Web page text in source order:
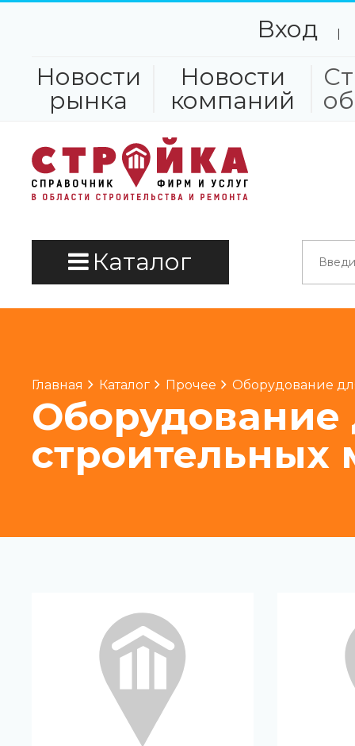
Вход |
Новости
рынка
Новости
компаний
Каталог
Главная Каталог Прочее Оборудование
Оборудование
строительных